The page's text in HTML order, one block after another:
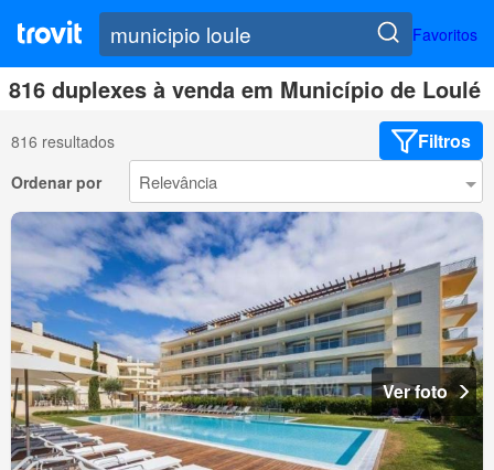
Favoritos
816 duplexes à venda em Município de Loulé
816 resultados Filtros
Ordenar por
Ver foto